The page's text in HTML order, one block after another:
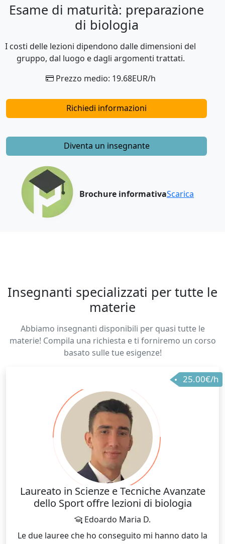
Esame di maturità: preparazione
di biologia
I costi delle lezioni dipendono dalle dimensioni del
gruppo, dal luogo e dagli argomenti trattati.
Prezzo medio: 19.68EUR/h
Richiedi informazioni
Diventa un insegnante
Brochure informativaScarica
Insegnanti specializzati per tutte le
materie
Abbiamo insegnanti disponibili per quasi tutte le
materie! Compila una richiesta e ti forniremo un corso
basato sulle tue esigenze!
25.00€/h
Laureato in Scienze e Tecniche Avanzate
dello Sport offre lezioni di biologia
Edoardo Maria D.
Le due lauree che ho conseguito mi hanno dato la